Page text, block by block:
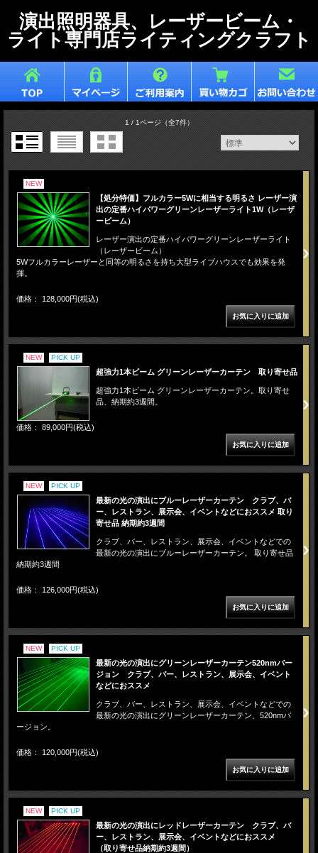
演出照明器具、レーザービーム・
ライト専門店ライティングクラフト
1 / 1ページ（全7件）
NEW
【処分特価】フルカラー5Wに相当する明るさ レーザー演
出の定番ハイパワーグリーンレーザーライト1W（レーザ
ービーム）
レーザー演出の定番ハイパワーグリーンレーザーライト
（レーザービーム）
5Wフルカラーレーザーと同等の明るさを持ち大型ライブハウスでも効果を発
揮。
価格： 128,000円(税込)
NEW PICK UP
超強力1本ビーム グリーンレーザーカーテン 取り寄せ品
超強力1本ビーム グリーンレーザーカーテン。取り寄せ
品、納期約3週間。
価格： 89,000円(税込)
NEW PICK UP
最新の光の演出にブルーレーザーカーテン クラブ、バ
ー、レストラン、展示会、イベントなどにおススメ 取り
寄せ品 納期約3週間
クラブ、バー、レストラン、展示会、イベントなどでの
最新の光の演出にブルーレーザーカーテン。 取り寄せ品
納期約3週間
価格： 126,000円(税込)
NEW PICK UP
最新の光の演出にグリーンレーザーカーテン520nmバー
ジョン クラブ、バー、レストラン、展示会、イベント
などにおススメ
クラブ、バー、レストラン、展示会、イベントなどでの
最新の光の演出にグリーンレーザーカーテン、520nmバ
ージョン。
価格： 120,000円(税込)
NEW PICK UP
最新の光の演出にレッドレーザーカーテン クラブ、バ
ー、レストラン、展示会、イベントなどにおススメ
（取り寄せ品納期約3週間）